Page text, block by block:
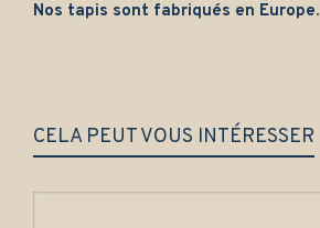
Nos tapis sont fabriqués en Europe.
CELA PEUT VOUS INTÉRESSER